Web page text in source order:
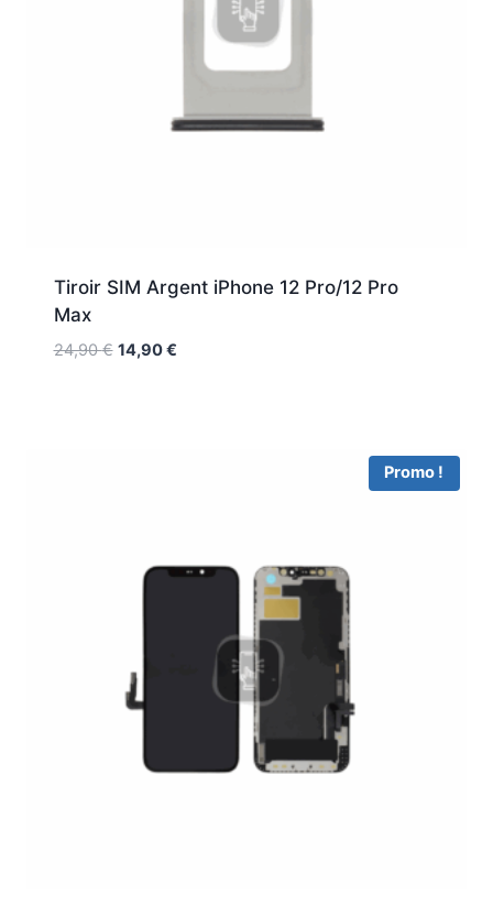
Tiroir SIM Argent iPhone 12 Pro/12 Pro
Max
24,90€ 14,90€
Promo !